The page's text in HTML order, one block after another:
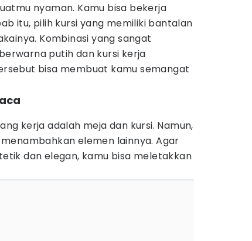
nyaman. Kamu bisa bekerja
itu, pilih kursi yang memiliki bantalan
Kombinasi yang sangat
putih dan kursi kerja
bisa membuat kamu semangat
kerja adalah meja dan kursi. Namun,
elemen lainnya. Agar
dan elegan, kamu bisa meletakkan